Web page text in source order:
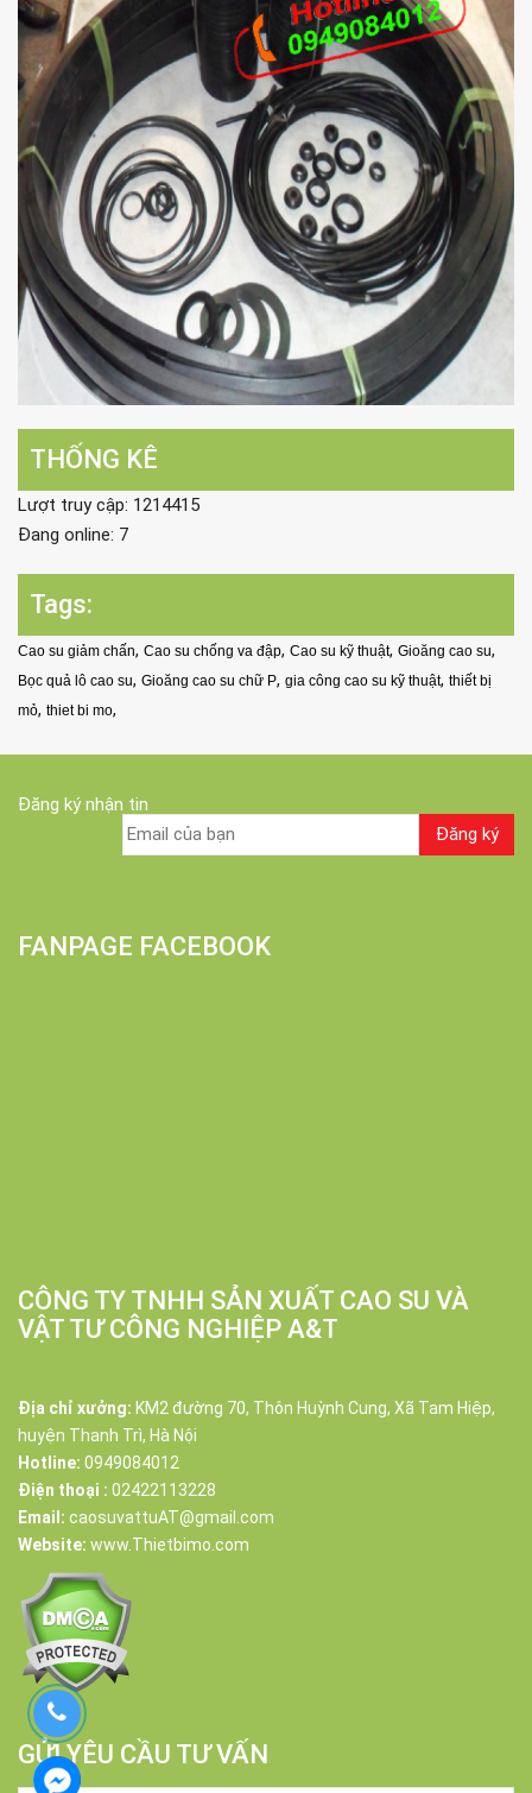
THỐNG KÊ
Lượt truy cập: 1214415
Đang online: 7
Tags:
Cao su giảm chấn, Cao su chống va đập, Cao su kỹ thuật, Gioăng cao su,
Bọc quả lô cao su, Gioăng cao su chữ P, gia công cao su kỹ thuật, thiết bị
mỏ, thiet bi mo,
Đăng ký nhận tin
FANPAGE FACEBOOK
CÔNG TY TNHH SẢN XUẤT CAO SU VÀ
VẬT TƯ CÔNG NGHIỆP A&T
Địa chỉ xưởng: KM2 đường 70, Thôn Huỳnh Cung, Xã Tam Hiệp,
huyện Thanh Trì, Hà Nội
Hotline: 0949084012
Điện thoại : 02422113228
Email: caosuvattuAT@gmail.com
Website: www.Thietbimo.com
GỬI YÊU CẦU TƯ VẤN